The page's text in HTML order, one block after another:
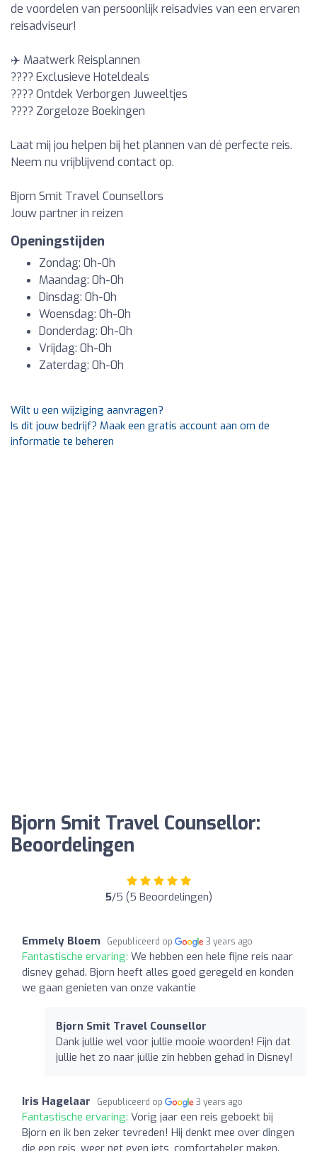
de voordelen van persoonlijk reisadvies van een ervaren
reisadviseur!
✈️ Maatwerk Reisplannen
???? Exclusieve Hoteldeals
???? Ontdek Verborgen Juweeltjes
???? Zorgeloze Boekingen
Laat mij jou helpen bij het plannen van dé perfecte reis.
Neem nu vrijblijvend contact op.
Bjorn Smit Travel Counsellors
Jouw partner in reizen
Openingstijden
Zondag: 0h-0h
Maandag: 0h-0h
Dinsdag: 0h-0h
Woensdag: 0h-0h
Donderdag: 0h-0h
Vrijdag: 0h-0h
Zaterdag: 0h-0h
Wilt u een wijziging aanvragen?
Is dit jouw bedrijf? Maak een gratis account aan om de
informatie te beheren
Bjorn Smit Travel Counsellor:
Beoordelingen
5/5 (5 Beoordelingen)
Emmely Bloem Gepubliceerd op 3 years ago
Fantastische ervaring: We hebben een hele fijne reis naar
disney gehad. Bjorn heeft alles goed geregeld en konden
we gaan genieten van onze vakantie
Bjorn Smit Travel Counsellor
Dank jullie wel voor jullie mooie woorden! Fijn dat
jullie het zo naar jullie zin hebben gehad in Disney!
Iris Hagelaar Gepubliceerd op 3 years ago
Fantastische ervaring: Vorig jaar een reis geboekt bij
Bjorn en ik ben zeker tevreden! Hij denkt mee over dingen
die een reis, weer net even iets, comfortabeler maken.